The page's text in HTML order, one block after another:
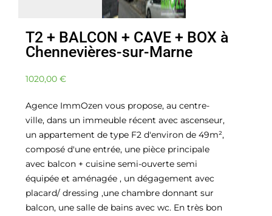
T2 + BALCON + CAVE + BOX à
Chennevières-sur-Marne
1020,00 €
Agence ImmOzen vous propose, au centre-
ville, dans un immeuble récent avec ascenseur,
un appartement de type F2 d'environ de 49m²,
composé d'une entrée, une pièce principale
avec balcon + cuisine semi-ouverte semi
équipée et aménagée , un dégagement avec
placard/ dressing ,une chambre donnant sur
balcon, une salle de bains avec wc. En très bon